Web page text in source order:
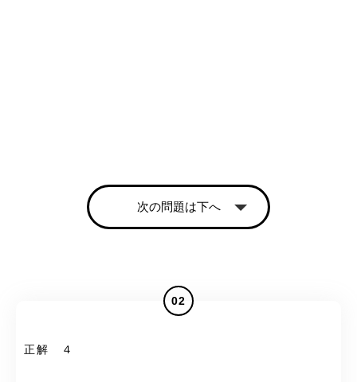
次の問題は下へ
02
正解 ４